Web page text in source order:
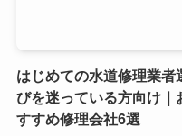
はじめての水道修理業者
びを迷っている方向け｜
すすめ修理会社6選